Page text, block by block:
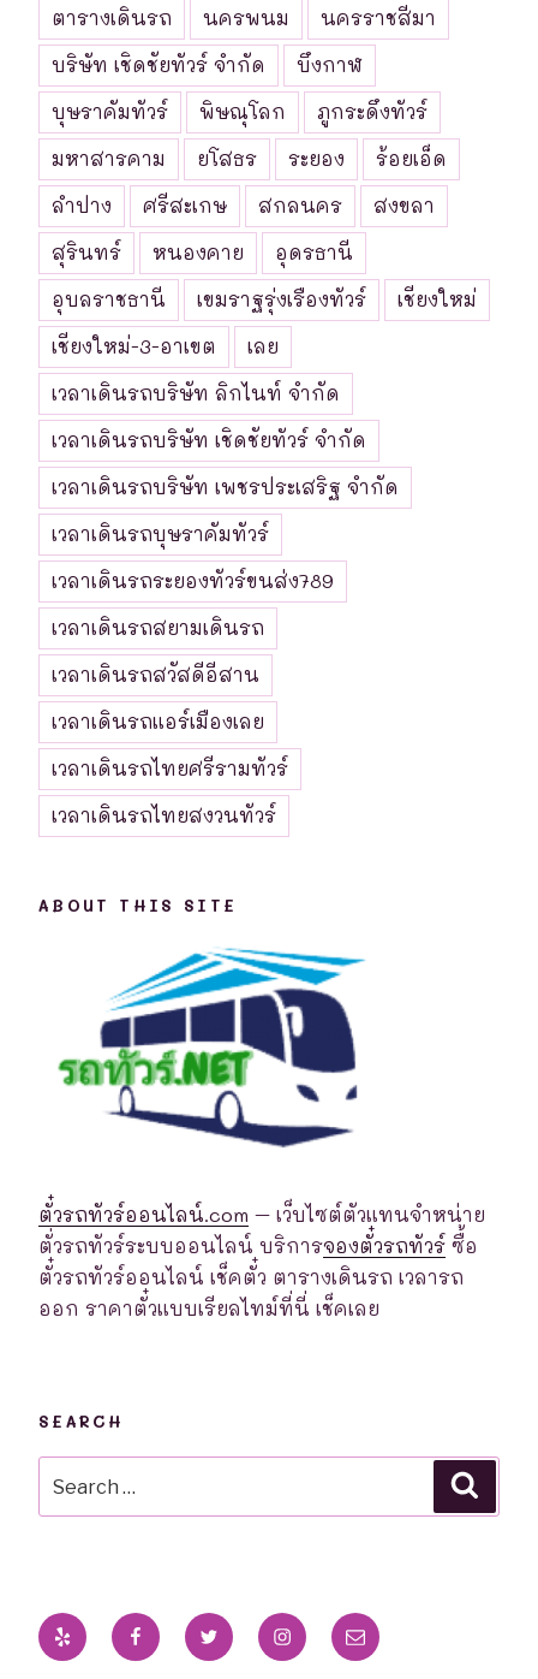
ตารางเดินรถ
นครพนม
นครราชสีมา
บริษัท เชิดชัยทัวร์ จำกัด
บึงกาฬ
บุษราคัมทัวร์
พิษณุโลก
ภูกระดึงทัวร์
มหาสารคาม
ยโสธร ระยอง
ร้อยเอ็ด
ลำปาง
ศรีสะเกษ สกลนคร
สงขลา
สุรินทร์
หนองคาย
อุดรธานี
อุบลราชธานี
เขมราฐรุ่งเรืองทัวร์
เชียงใหม่
เชียงใหม่-3-อาเขต
เลย
เวลาเดินรถบริษัท ลิกไนท์ จำกัด
เวลาเดินรถบริษัท เชิดชัยทัวร์ จำกัด
เวลาเดินรถบริษัท เพชรประเสริฐ จำกัด
เวลาเดินรถบุษราคัมทัวร์
เวลาเดินรถระยองทัวร์ขนส่ง789
เวลาเดินรถสยามเดินรถ
เวลาเดินรถสวัสดีอีสาน
เวลาเดินรถแอร์เมืองเลย
เวลาเดินรถไทยศรีรามทัวร์
เวลาเดินรถไทยสงวนทัวร์
ABOUT THIS SITE
ตั๋วรถทัวร์ออนไลน์.com – เว็บไซต์ตัวแทนจำหน่าย
ตั่วรถทัวร์ระบบออนไลน์ บริการจองตั๋วรถทัวร์ ซื้อ
ตั๋วรถทัวร์ออนไลน์ เช็คตั๋ว ตารางเดินรถ เวลารถ
ออก ราคาตั๋วแบบเรียลไทม์ที่นี่ เช็คเลย
SEARCH
for:
Yelp FacebookTwitter InstagramEmail